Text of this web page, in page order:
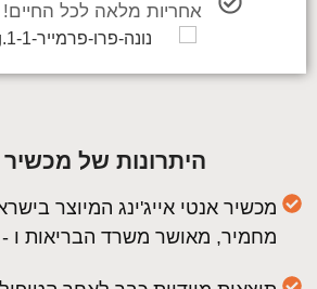
אחריות מלאה לכל החיים!
היתרונות של מכשיר
מכשיר אנטי אייג'ינג המיוצר
מחמיר, מאושר משרד הבריאות ו - FDA